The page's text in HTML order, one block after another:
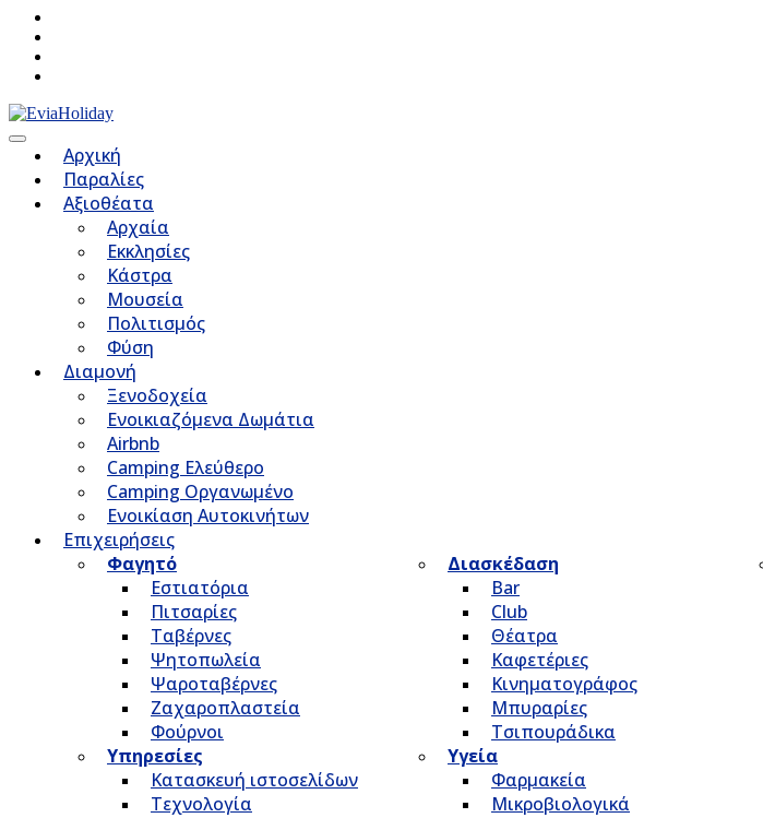
Αρχική
Παραλίες
Αξιοθέατα
Αρχαία
Εκκλησίες
Κάστρα
Μουσεία
Πολιτισμός
Φύση
Διαμονή
Ξενοδοχεία
Ενοικιαζόμενα Δωμάτια
Airbnb
Camping Ελεύθερο
Camping Οργανωμένο
Ενοικίαση Αυτοκινήτων
Επιχειρήσεις
Φαγητό
Εστιατόρια
Πιτσαρίες
Ταβέρνες
Ψητοπωλεία
Ψαροταβέρνες
Ζαχαροπλαστεία
Φούρνοι
Διασκέδαση
Bar
Club
Θέατρα
Καφετέριες
Κινηματογράφος
Μπυραρίες
Τσιπουράδικα
Υπηρεσίες
Κατασκευή ιστοσελίδων
Τεχνολογία
Υγεία
Φαρμακεία
Μικροβιολογικά